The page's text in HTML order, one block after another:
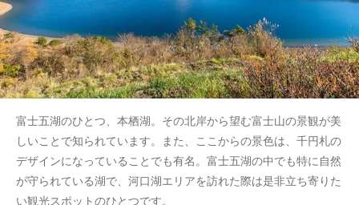
富士五湖のひとつ、本栖湖。その北岸から望む富士山の景観が美
しいことで知られています。また、ここからの景色は、千円札の
デザインになっていることでも有名。富士五湖の中でも特に自然
が守られている湖で、河口湖エリアを訪れた際は是非立ち寄りた
い観光スポットのひとつです。